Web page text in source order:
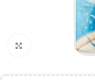
Zobraziť väčší obrázok